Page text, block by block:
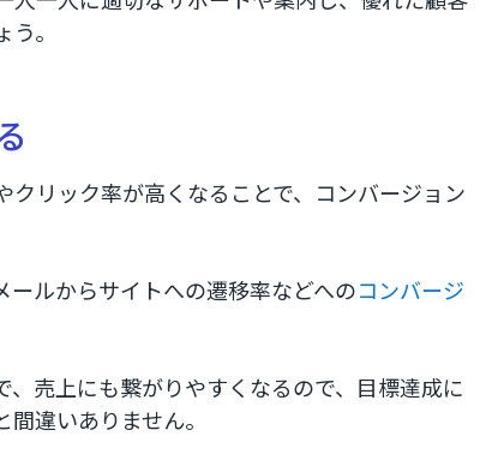
。
リック率が高くなることで、コンバージョン
ルからサイトへの遷移率などへのコンバージ
売上にも繋がりやすくなるので、目標達成に
違いありません。